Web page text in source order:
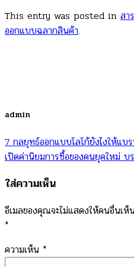
This entry was posted in สา
ออกแบบฉลากสินค้า.
admin
7 กลยุทธ์ออกแบบโลโก้ยังไงให้แบ
เปิดค่านิยมการซื้อของคนยุคใหม่
ใส่ความเห็น
อีเมลของคุณจะไม่แสดงให้คนอื่นเห็น
*
ความเห็น *